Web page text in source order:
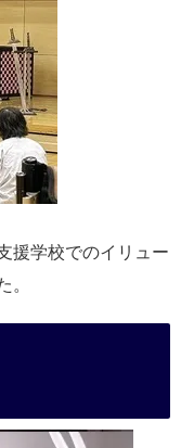
援学校でのイリュー
。